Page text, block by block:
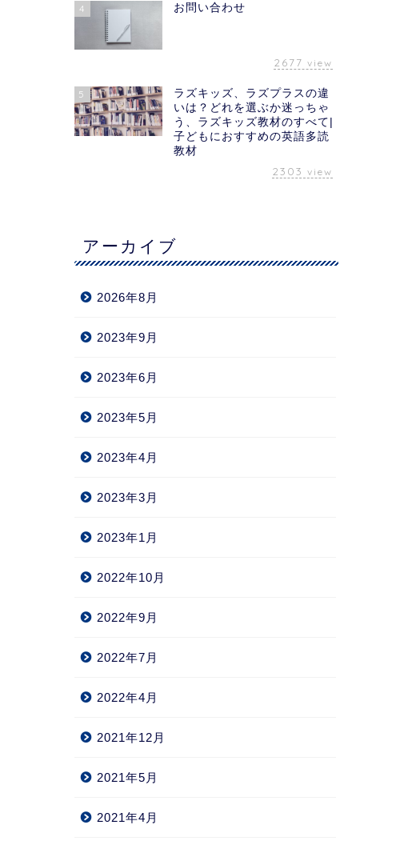
4 お問い合わせ
2677 view
5
ラズキッズ、ラズプラスの違
いは？どれを選ぶか迷っちゃ
う、ラズキッズ教材のすべて|
子どもにおすすめの英語多読
教材
2303 view
アーカイブ
2026年8月
2023年9月
2023年6月
2023年5月
2023年4月
2023年3月
2023年1月
2022年10月
2022年9月
2022年7月
2022年4月
2021年12月
2021年5月
2021年4月